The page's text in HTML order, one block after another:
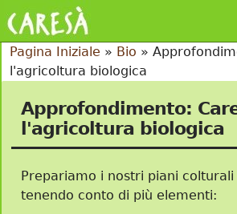
Pagina Iniziale » Bio »
l'agricoltura biologica
Approfondimento:
l'agricoltura biologica
Prepariamo i nostri piani colturali
tenendo conto di più elementi: